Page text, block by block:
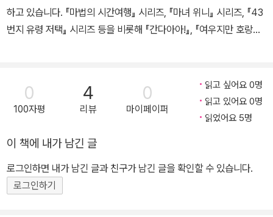
하고 있습니다. 『마법의 시간여행』 시리즈, 『마녀 위니』 시리즈, 『43
번지 유령 저택』 시리즈 등을 비롯해 『간다아아!』, 『여우지만 호랑이
0
100자평
4
리뷰
0
마이페이퍼
읽고 싶어요 0명
읽고 있어요 0명
읽었어요 5명
이 책에 내가 남긴 글
로그인하면 내가 남긴 글과 친구가 남긴 글을 확인할 수 있습니다.
로그인하기